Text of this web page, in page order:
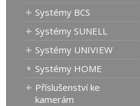
Systémy BCS
Systémy SUNELL
Systémy UNIVIEW
Systémy HOME
Příslušenství ke
kamerám